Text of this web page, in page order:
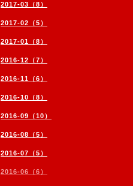
2017-03（8）
2017-02（5）
2017-01（8）
2016-12（7）
2016-11（6）
2016-10（8）
2016-09（10）
2016-08（5）
2016-07（5）
2016-06（6）